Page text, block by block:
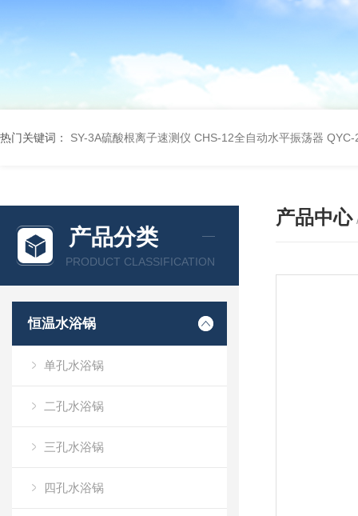
热门关键词： SY-3A硫酸根离子速测仪 CHS-12全自动水平振荡器 QYC-
产品分类
PRODUCT CLASSIFICATION
恒温水浴锅
单孔水浴锅
二孔水浴锅
三孔水浴锅
四孔水浴锅
产品中心